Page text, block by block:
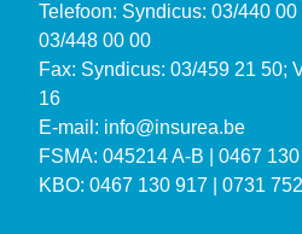
Telefoon: Syndicus: 03/440
03/448 00 00
Fax: Syndicus: 03/459 21 50;
16
E-mail: info@insurea.be
FSMA: 045214 A-B | 0467
KBO: 0467 130 917 | 0731